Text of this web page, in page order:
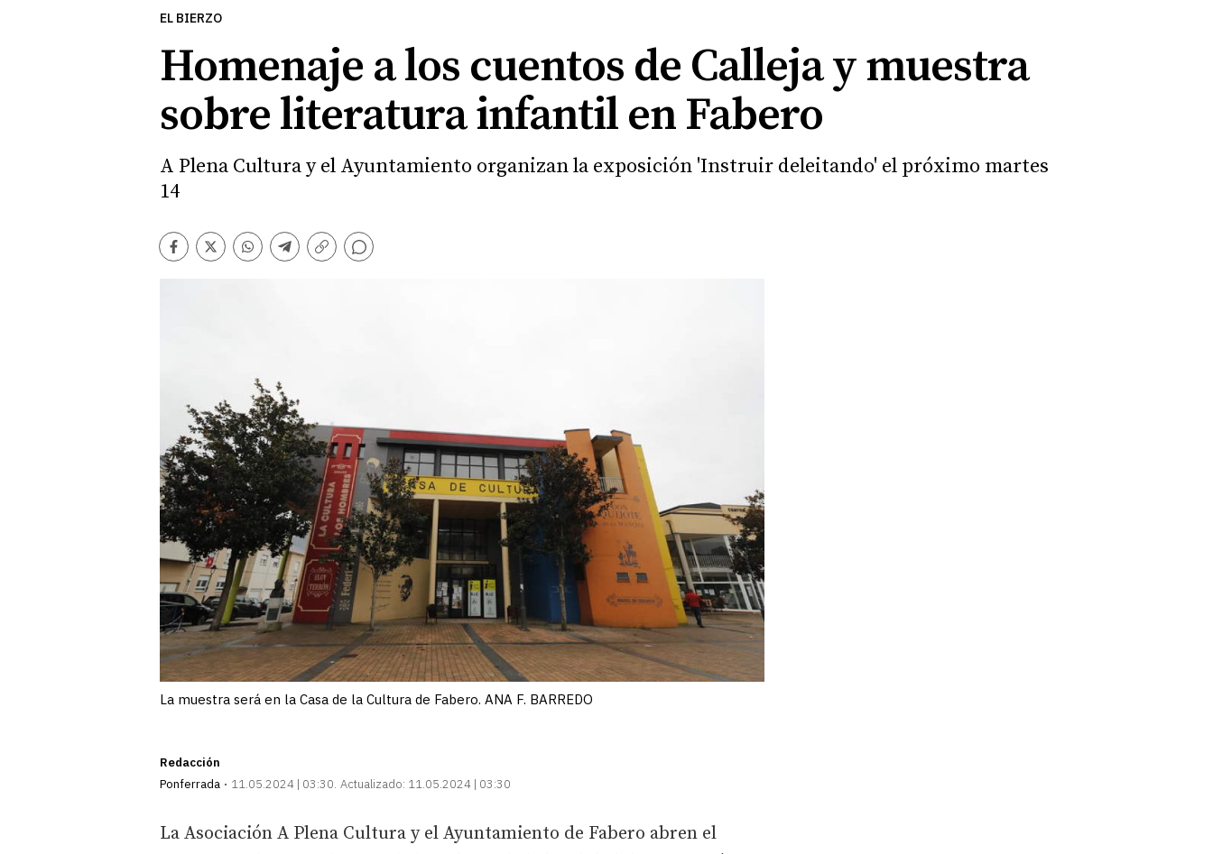
EL BIERZO
Homenaje a los cuentos de Calleja y muestra
sobre literatura infantil en Fabero
A Plena Cultura y el Ayuntamiento organizan la exposición 'Instruir deleitando' el próximo martes
14
Facebook
TwitterWhatsapp
Telegram
Copiar
Comentarios
La muestra será en la Casa de la Cultura de Fabero. ANA F. BARREDO
Redacción
Ponferrada
11.05.2024 | 03:30 Actualizado: 11.05.2024 | 03:30
La Asociación A Plena Cultura y el Ayuntamiento de Fabero abren el